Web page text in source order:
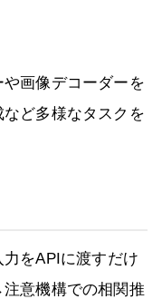
画像デコーダーを
ど多様なタスクを
をAPIに渡すだけ
意機構での相関推